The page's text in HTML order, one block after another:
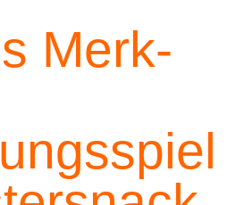
Merk-